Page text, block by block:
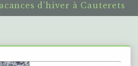
d’hiver à Cauterets